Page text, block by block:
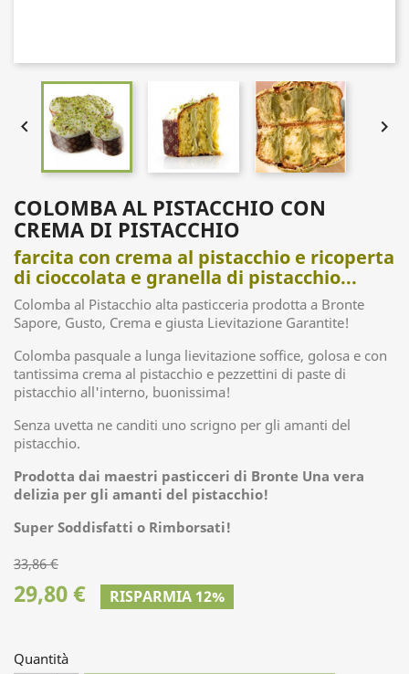
 
COLOMBA AL PISTACCHIO CON
CREMA DI PISTACCHIO
farcita con crema al pistacchio e ricoperta
di cioccolata e granella di pistacchio...
Colomba al Pistacchio alta pasticceria prodotta a Bronte
Sapore, Gusto, Crema e giusta Lievitazione Garantite!
Colomba pasquale a lunga lievitazione soffice, golosa e con
tantissima crema al pistacchio e pezzettini di paste di
pistacchio all'interno, buonissima!
Senza uvetta ne canditi uno scrigno per gli amanti del
pistacchio.
Prodotta dai maestri pasticceri di Bronte Una vera
delizia per gli amanti del pistacchio!
Super Soddisfatti o Rimborsati!
33,86 €
29,80 € RISPARMIA 12%
Quantità